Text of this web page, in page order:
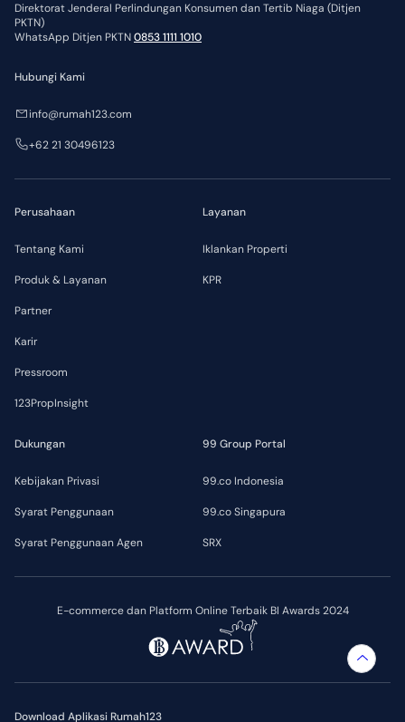
Direktorat Jenderal Perlindungan Konsumen dan Tertib Niaga (Ditjen
PKTN)
WhatsApp Ditjen PKTN0853 1111 1010
E-commerce dan Platform Online Terbaik BI Awards 2024
Download Aplikasi Rumah123
Perusahaan
Tentang Kami
Produk & Layanan
Partner
Karir
Pressroom
123PropInsight
Layanan
Iklankan Properti
KPR
Dukungan
Kebijakan Privasi
Syarat Penggunaan
Syarat Penggunaan Agen
99 Group Portal
99.co Indonesia
99.co Singapura
SRX
Hubungi Kami
info@rumah123.com
+62 21 30496123